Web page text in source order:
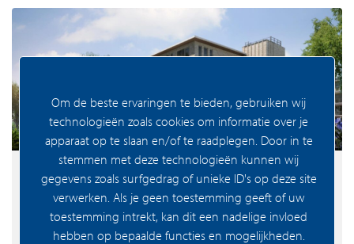
Middeldure huur
Oppervlakte 60 m t/m 76 m
Om de beste ervaringen te bieden, gebruiken wij
technologieën zoals cookies om informatie over je
apparaat op te slaan en/of te raadplegen. Door in te
stemmen met deze technologieën kunnen wij
gegevens zoals surfgedrag of unieke ID's op deze site
verwerken. Als je geen toestemming geeft of uw
toestemming intrekt, kan dit een nadelige invloed
hebben op bepaalde functies en mogelijkheden.